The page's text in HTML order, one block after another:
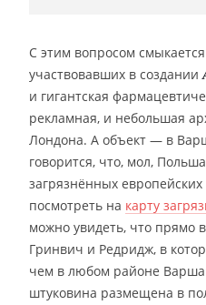
С этим вопросом
участвовавших в создании
и гигантская
рекламная, и небольшая
Лондона. А объект — в
говорится, что, мол,
загрязнённых
посмотреть на карту
можно увидеть, что прямо
Гринвич и Редридж, в
чем в любом районе
штуковина размещена в